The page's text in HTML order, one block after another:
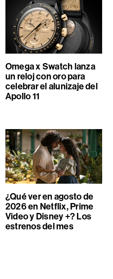
Omega x Swatch lanza
un reloj con oro para
celebrar el alunizaje del
Apollo 11
¿Qué ver en agosto de
2026 en Netflix, Prime
Video y Disney +? Los
estrenos del mes